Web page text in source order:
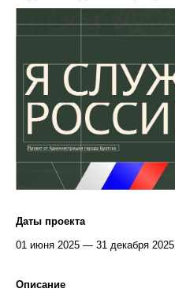
Даты проекта
01 июня 2025 — 31 декабря 2025
Описание